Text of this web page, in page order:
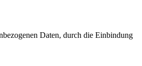
Daten, durch die Einbindung